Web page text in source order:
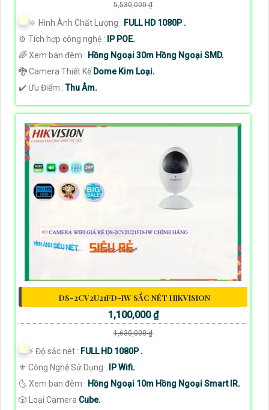
5,530,000 ₫
🔆 Hình Ành Chất Lượng : FULL HD 1080P .
⚙ Tích hợp công nghệ :
IP POE.
🌈 Xem ban đêm : Hồng Ngoại 30m Hồng Ngoại SMD.
🐉️ Camera Thiết Kế Dome Kim Loại.
️✔️ Ưu Điểm :Thu Âm.
DS-2CV2U21FD-IW SẮC NÉT HIKVISION
1,100,000 ₫
1,630,000 ₫
️⚡ Độ sắc nét : FULL HD 1080P .
⚜️ Công Nghệ Sử Dụng :
IP Wifi.
🌜 Xem ban đêm : Hồng Ngoại 10m Hồng Ngoại Smart IR.
🎲 Loại Camera Cube.